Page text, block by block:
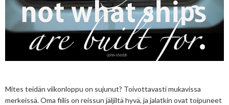
Mites teidän viikonloppu on sujunut? Toivottavasti mukavissa
merkeissä. Oma fiilis on reissun jäljiltä hyvä, ja jalatkin ovat toipuneet